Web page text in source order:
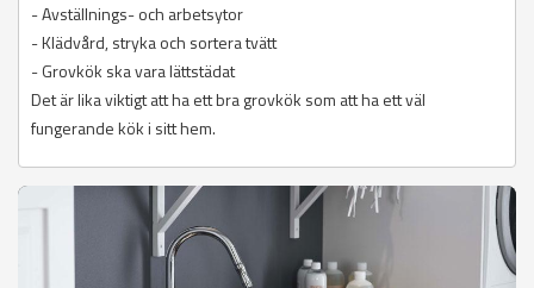
- Avställnings- och arbetsytor
- Klädvård, stryka och sortera tvätt
- Grovkök ska vara lättstädat
Det är lika viktigt att ha ett bra grovkök som att ha ett väl
fungerande kök i sitt hem.